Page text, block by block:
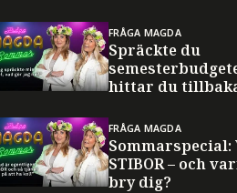
FRÅGA MAGDA
Spräckte du
hittar du
FRÅGA MAGDA
Sommarspecial:
STIBOR – och
bry dig?